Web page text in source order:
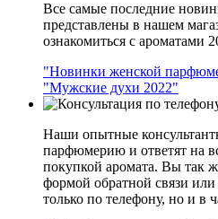
Все самые последние
представлены в нашем
ознакомиться с ароматами
"Новинки женской
"Мужские духи 2022"
Наши опытные
парфюмерию и ответят на
покупкой аромата. Вы так
формой обратной связи или
только по телефону, но и в